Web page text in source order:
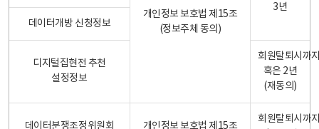
개인정보 보호법 제15조
(정보주체 동의)
3년
데이터개방 신청정보
디지털집현전 추천
설정정보
회원탈퇴시까
혹은 2년
(재동의)
데이터분쟁조정위원회
개인정보 보호법 제15조
회원탈퇴시까